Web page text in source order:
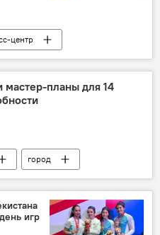
центр
Россия
мастер-планы для 14
город
игр